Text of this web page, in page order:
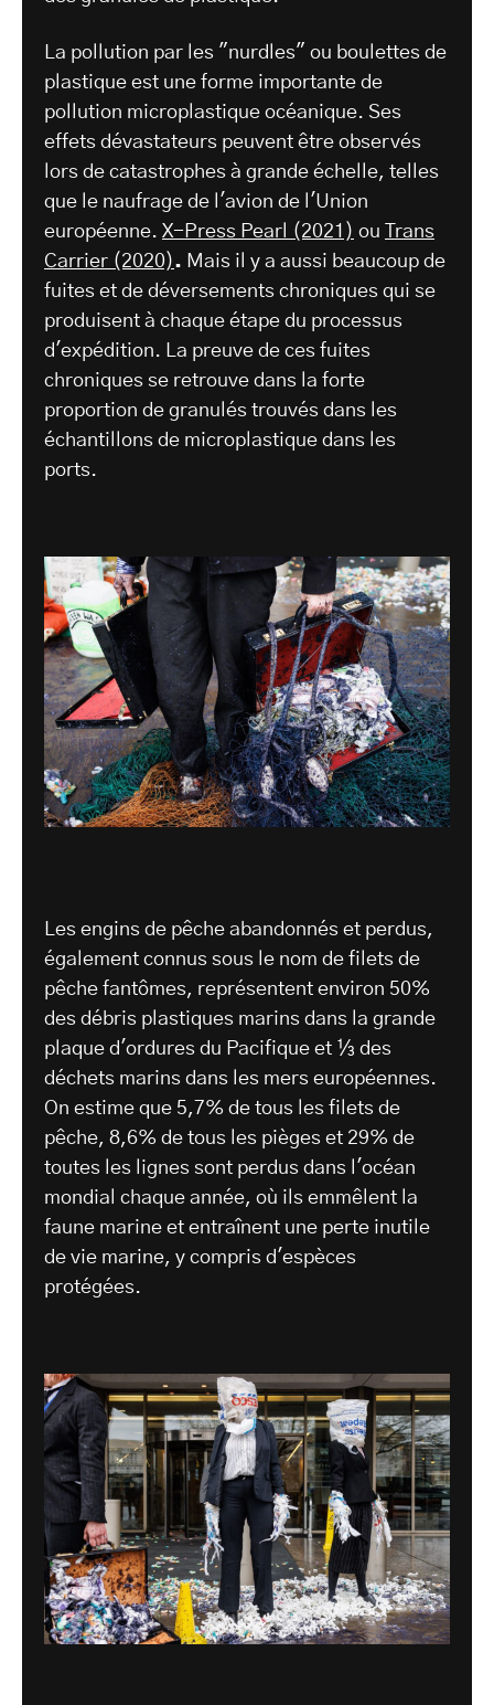
La pollution par les "nurdles" ou boulettes de
plastique est une forme importante de
pollution microplastique océanique. Ses
effets dévastateurs peuvent être observés
lors de catastrophes à grande échelle, telles
que le naufrage de l'avion de l'Union
européenne. X-Press Pearl (2021) ou
Trans
Carrier (2020). Mais il y a aussi beaucoup de
fuites et de déversements chroniques qui se
produisent à chaque étape du processus
d'expédition. La preuve de ces fuites
chroniques se retrouve dans la forte
proportion de granulés trouvés dans les
échantillons de microplastique dans les
ports.
Les engins de pêche abandonnés et perdus,
également connus sous le nom de filets de
pêche fantômes, représentent environ 50%
des débris plastiques marins dans la grande
plaque d'ordures du Pacifique et ⅓ des
déchets marins dans les mers européennes.
On estime que 5,7% de tous les filets de
pêche, 8,6% de tous les pièges et 29% de
toutes les lignes sont perdus dans l'océan
mondial chaque année, où ils emmêlent la
faune marine et entraînent une perte inutile
de vie marine, y compris d'espèces
protégées.